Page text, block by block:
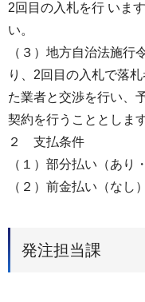
2回目の入札を行 いま
い。
（３）地方自治法施行
り、2回目の入札で落
た業者と交渉を行い、
契約を行うこととします
２ 支払条件
（１）部分払い（あり
（２）前金払い（なし）
発注担当課